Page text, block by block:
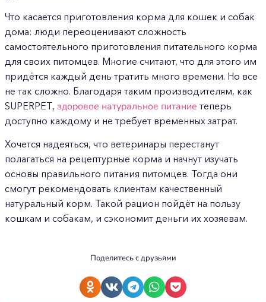
Что касается приготовления корма для кошек и собак
дома: люди переоценивают сложность
самостоятельного приготовления питательного корма
для своих питомцев. Многие считают, что для этого им
придётся каждый день тратить много времени. Но все
не так сложно. Благодаря таким производителям, как
SUPERPET, здоровое натуральное питание теперь
доступно каждому и не требует временных затрат.
Хочется надеяться, что ветеринары перестанут
полагаться на рецептурные корма и начнут изучать
основы правильного питания питомцев. Тогда они
смогут рекомендовать клиентам качественный
натуральный корм. Такой рацион пойдёт на пользу
кошкам и собакам, и сэкономит деньги их хозяевам.
Поделитесь с друзьями